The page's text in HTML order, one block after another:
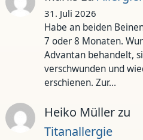
31. Juli 2026
Habe an beiden
7 oder 8 Monaten.
Advantan behandelt,
verschwunden und
erschienen. Zur…
Heiko Müllerzu
Titanallergie